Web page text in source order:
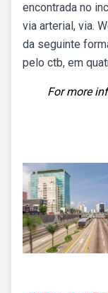
encontrada no
via arterial, via.
da seguinte
pelo ctb, em
For more